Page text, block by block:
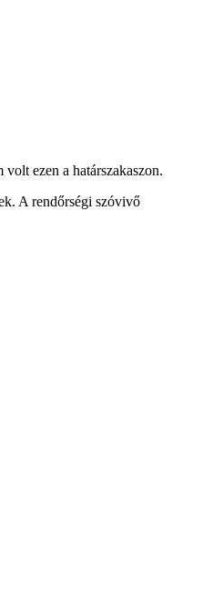
ezen a határszakaszon.
A rendőrségi szóvivő